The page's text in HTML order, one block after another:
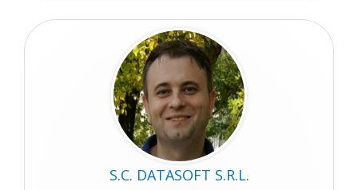
S.C. DATASOFT S.R.L.